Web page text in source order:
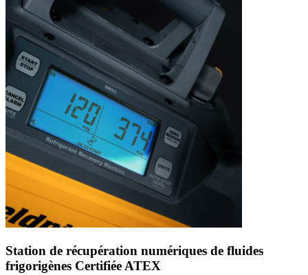
Station de récupération numériques de fluides
frigorigènes Certifiée ATEX